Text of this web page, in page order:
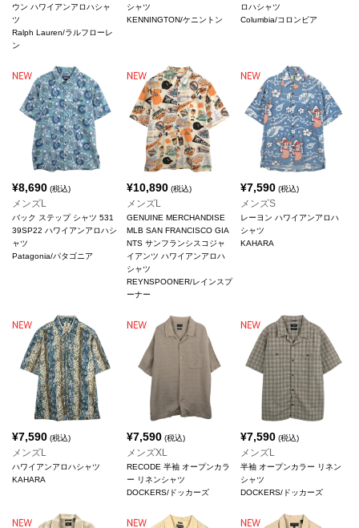
ウン ハワイアンアロハシャ
ツ
Ralph Lauren/ラルフローレ
ン
シャツ
KENNINGTON/ケニントン
ロハシャツ
Columbia/コロンビア
¥8,690 (税込)
メンズL
バック ステップ シャツ 531
39SP22 ハワイアンアロハシ
ャツ
Patagonia/パタゴニア
¥10,890(税込)
メンズL
GENUINE MERCHANDISE
MLB SAN FRANCISCO GIA
NTS サンフランシスコジャ
イアンツ ハワイアンアロハ
シャツ
REYNSPOONER/レインスプ
ーナー
¥7,590 (税込)
メンズS
レーヨン ハワイアンアロハ
シャツ
KAHARA
¥7,590 (税込)
メンズL
ハワイアンアロハシャツ
KAHARA
¥7,590(税込)
メンズXL
RECODE 半袖 オープンカラ
ー リネンシャツ
DOCKERS/ドッカーズ
¥7,590 (税込)
メンズL
半袖 オープンカラー リネン
シャツ
DOCKERS/ドッカーズ